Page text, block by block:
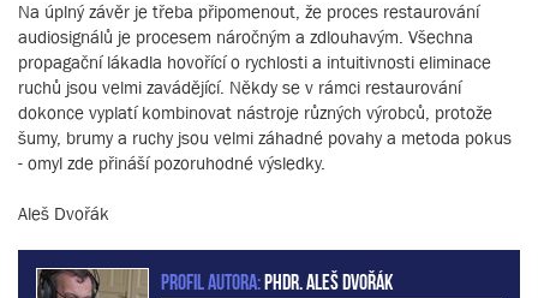
Na úplný závěr je třeba připomenout, že proces restaurování
audiosignálů je procesem náročným a zdlouhavým. Všechna
propagační lákadla hovořící o rychlosti a intuitivnosti eliminace
ruchů jsou velmi zavádějící. Někdy se v rámci restaurování
dokonce vyplatí kombinovat nástroje různých výrobců, protože
šumy, brumy a ruchy jsou velmi záhadné povahy a metoda pokus
- omyl zde přináší pozoruhodné výsledky.
Aleš Dvořák
PROFIL AUTORA:PhDr. Aleš Dvořák